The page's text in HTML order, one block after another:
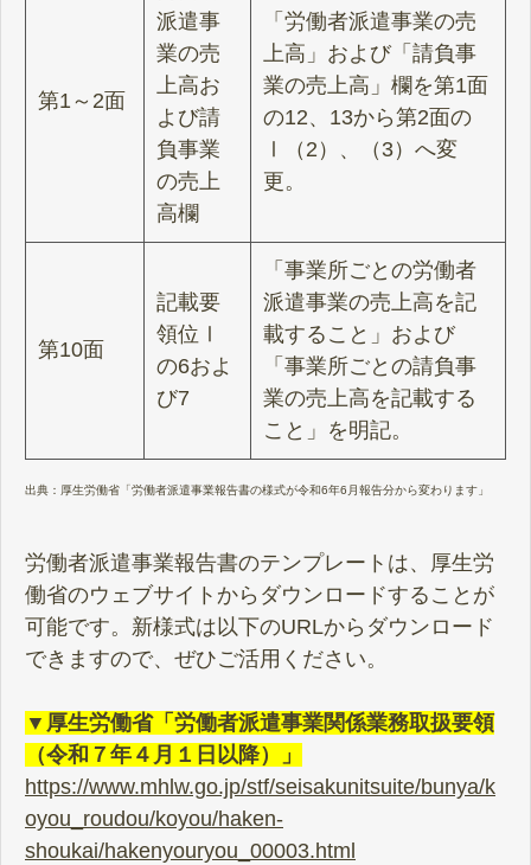
第1～2面
派遣事
業の売
上高お
よび請
負事業
の売上
高欄
「労働者派遣事業の売
上高」および「請負事
業の売上高」欄を第1面
の12、13から第2面の
Ⅰ（2）、（3）へ変
更。
第10面
記載要
領位Ⅰ
の6およ
び7
「事業所ごとの労働者
派遣事業の売上高を記
載すること」および
「事業所ごとの請負事
業の売上高を記載する
こと」を明記。
出典： 厚生労働省「労働者派遣事業報告書の様式が令和6年6月報告分から変わります」
労働者派遣事業報告書のテンプレートは、厚生労
働省のウェブサイトからダウンロードすることが
可能です。新様式は以下のURLからダウンロード
できますので、ぜひご活用ください。
▼厚生労働省「労働者派遣事業関係業務取扱要領
（令和７年４月１日以降）」
https://www.mhlw.go.jp/stf/seisakunitsuite/bunya/k
oyou_roudou/koyou/haken-
shoukai/hakenyouryou_00003.html